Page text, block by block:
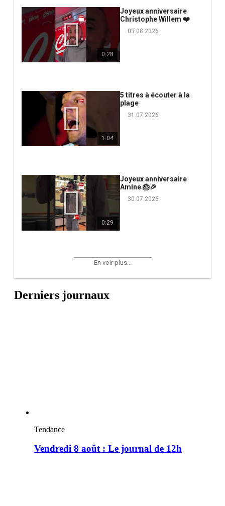
0:28
Joyeux anniversaire
Christophe Willem ❤️
03.08.2026
1:04
5 titres à écouter à la
plage
31.07.2026
0:29
Joyeux anniversaire
Amine 🎂🎉
30.07.2026
En voir plus...
Derniers journaux
Tendance
Vendredi 8 août : Le journal de 12h